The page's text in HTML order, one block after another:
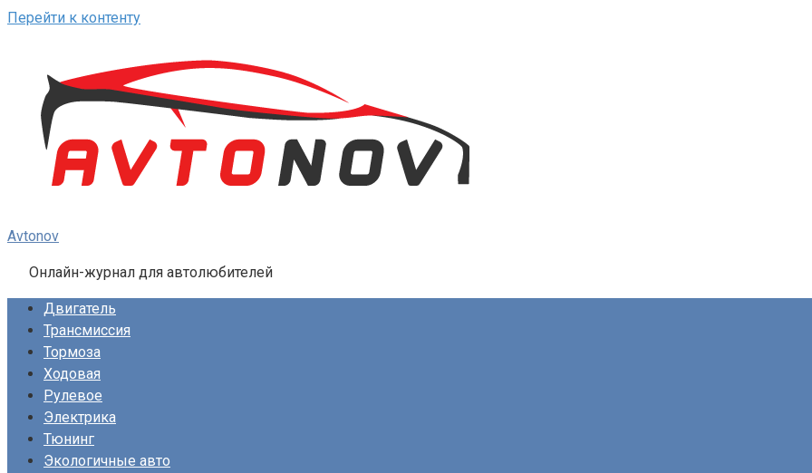
Перейти к контенту
Avtonov
Онлайн-журнал для автолюбителей
Двигатель
Трансмиссия
Тормоза
Ходовая
Рулевое
Электрика
Тюнинг
Экологичные авто